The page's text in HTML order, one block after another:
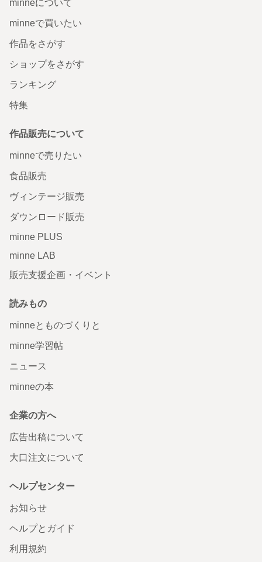
minneについて
minneで買いたい
作品をさがす
ショップをさがす
ランキング
特集
作品販売について
minneで売りたい
食品販売
ヴィンテージ販売
ダウンロード販売
minne PLUS
minne LAB
販売支援企画・イベント
読みもの
minneとものづくりと
minne学習帖
ニュース
minneの本
企業の方へ
広告出稿について
大口注文について
ヘルプセンター
お知らせ
ヘルプとガイド
利用規約